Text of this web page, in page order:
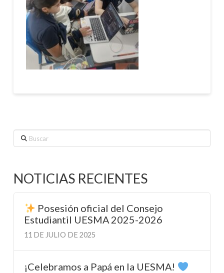
Buscar
NOTICIAS RECIENTES
Posesión oficial del Consejo
Estudiantil UESMA 2025-2026
11 DE JULIO DE 2025
¡Celebramos a Papá en la UESMA!